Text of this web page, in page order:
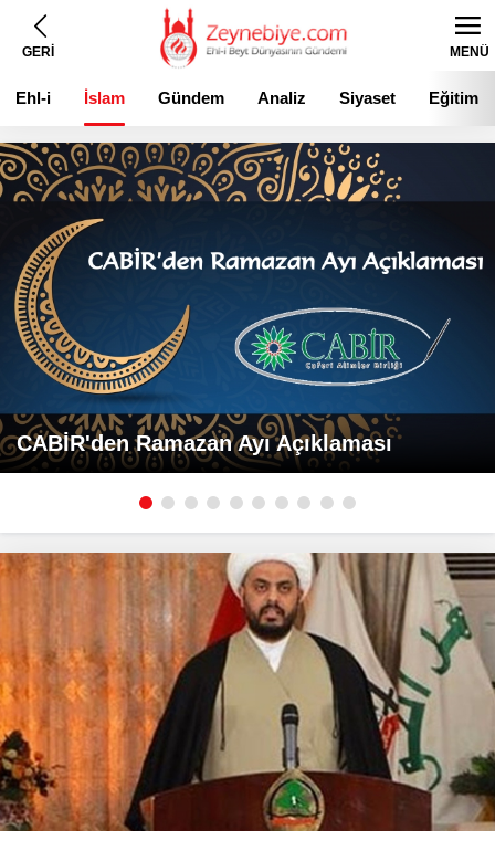
GERİ MENÜ
Ehl-i
Beyt
İslam Gündem Analiz Siyaset Eğitim
CABİR'den Ramazan Ayı Açıklaması